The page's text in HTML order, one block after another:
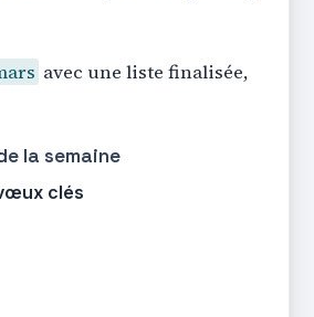
avec une liste finalisée,
la semaine
clés